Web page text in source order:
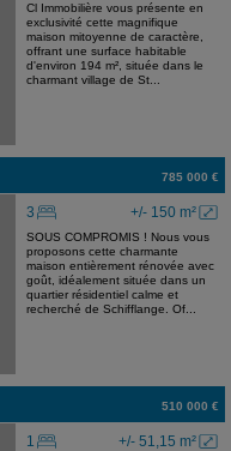
Cl Immobilière vous présente en
exclusivité cette magnifique
maison mitoyenne de caractère,
offrant une surface habitable
d'environ 194 m², située dans le
charmant village de St...
785 000 €
+/- 150 m²
3
SOUS COMPROMIS ! Nous vous
proposons cette charmante
maison entièrement rénovée avec
goût, idéalement située dans un
quartier résidentiel calme et
recherché de Schifflange. Of...
510 000 €
+/- 51,15 m²
1